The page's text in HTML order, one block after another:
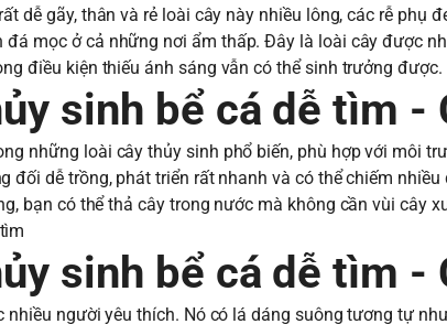
dễ gãy, thân và rẻ loài cây này nhiều lông, các rễ phụ
đá mọc ở cả những nơi ẩm thấp. Đây là loài cây được
điều kiện thiếu ánh sáng vẫn có thể sinh trưởng được.
sinh bể cá dễ tìm -
những loài cây thủy sinh phổ biến, phù hợp với môi
đối dễ trồng, phát triển rất nhanh và có thể chiếm nhiều
bạn có thể thả cây trong nước mà không cần vùi cây
sinh bể cá dễ tìm -
nhiều người yêu thích. Nó có lá dáng suông tương tự